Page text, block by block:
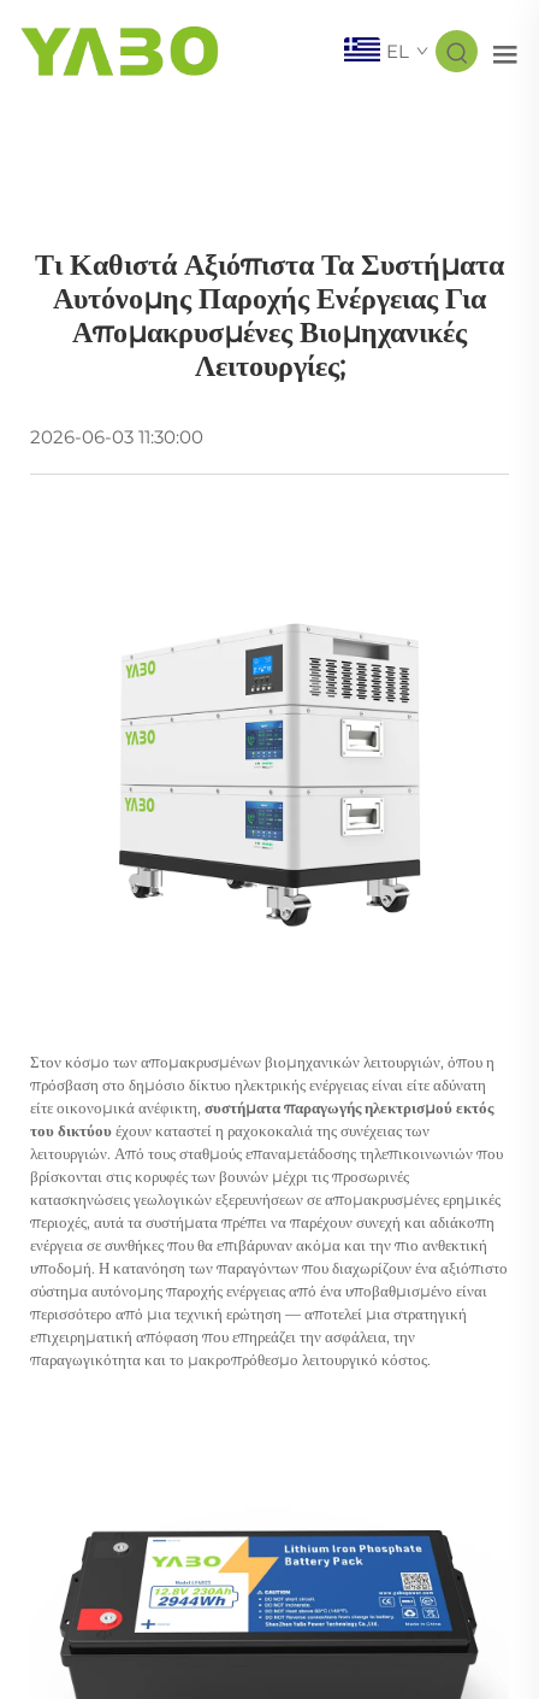
EL
Τι Καθιστά Αξιόπιστα Τα Συστήματα
Αυτόνομης Παροχής Ενέργειας Για
Απομακρυσμένες Βιομηχανικές
Λειτουργίες;
2026-06-03 11:30:00
Στον κόσμο των απομακρυσμένων βιομηχανικών λειτουργιών, όπου η
πρόσβαση στο δημόσιο δίκτυο ηλεκτρικής ενέργειας είναι είτε αδύνατη
είτε οικονομικά ανέφικτη, συστήματα παραγωγής ηλεκτρισμού εκτός
του δικτύουέχουν καταστεί η ραχοκοκαλιά της συνέχειας των
λειτουργιών. Από τους σταθμούς επαναμετάδοσης τηλεπικοινωνιών που
βρίσκονται στις κορυφές των βουνών μέχρι τις προσωρινές
κατασκηνώσεις γεωλογικών εξερευνήσεων σε απομακρυσμένες ερημικές
περιοχές, αυτά τα συστήματα πρέπει να παρέχουν συνεχή και αδιάκοπη
ενέργεια σε συνθήκες που θα επιβάρυναν ακόμα και την πιο ανθεκτική
υποδομή. Η κατανόηση των παραγόντων που διαχωρίζουν ένα αξιόπιστο
σύστημα αυτόνομης παροχής ενέργειας από ένα υποβαθμισμένο είναι
περισσότερο από μια τεχνική ερώτηση — αποτελεί μια στρατηγική
επιχειρηματική απόφαση που επηρεάζει την ασφάλεια, την
παραγωγικότητα και το μακροπρόθεσμο λειτουργικό κόστος.